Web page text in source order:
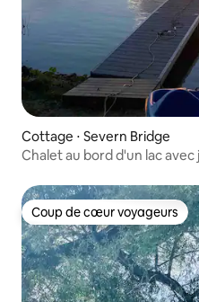
Cottage ⋅ Severn Bridge
Chalet au bord d'un lac avec
Coup de cœur voyageurs
Coup de cœur voyageurs